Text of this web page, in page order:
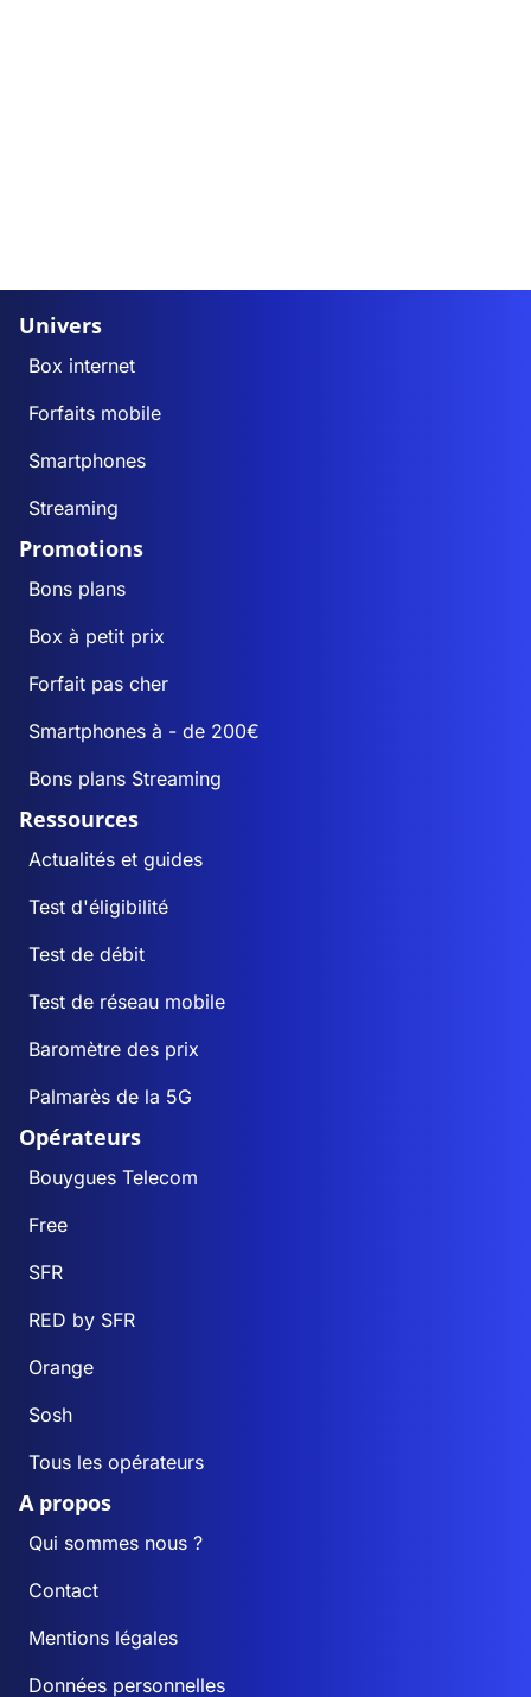
Univers
Box internet
Forfaits mobile
Smartphones
Streaming
Promotions
Bons plans
Box à petit prix
Forfait pas cher
Smartphones à - de 200€
Bons plans Streaming
Ressources
Actualités et guides
Test d'éligibilité
Test de débit
Test de réseau mobile
Baromètre des prix
Palmarès de la 5G
Opérateurs
Bouygues Telecom
Free
SFR
RED by SFR
Orange
Sosh
Tous les opérateurs
A propos
Qui sommes nous ?
Contact
Mentions légales
Données personnelles